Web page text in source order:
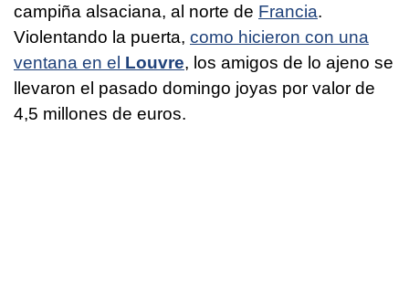
campiña alsaciana, al norte de Francia.
Violentando la puerta, como hicieron con una
ventana en el Louvre, los amigos de lo ajeno se
llevaron el pasado domingo joyas por valor de
4,5 millones de euros.